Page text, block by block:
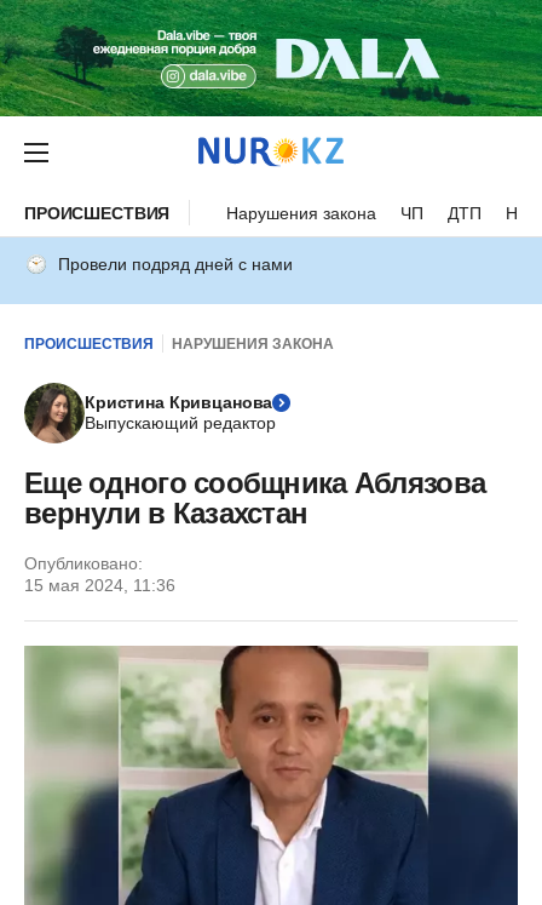
ПРОИСШЕСТВИЯ Нарушения закона ЧП ДТП
Провели подряд дней с нами
ПРОИСШЕСТВИЯ НАРУШЕНИЯ ЗАКОНА
Кристина Кривцанова
Выпускающий редактор
Еще одного сообщника Аблязова
вернули в Казахстан
Опубликовано:
15 мая 2024, 11:36